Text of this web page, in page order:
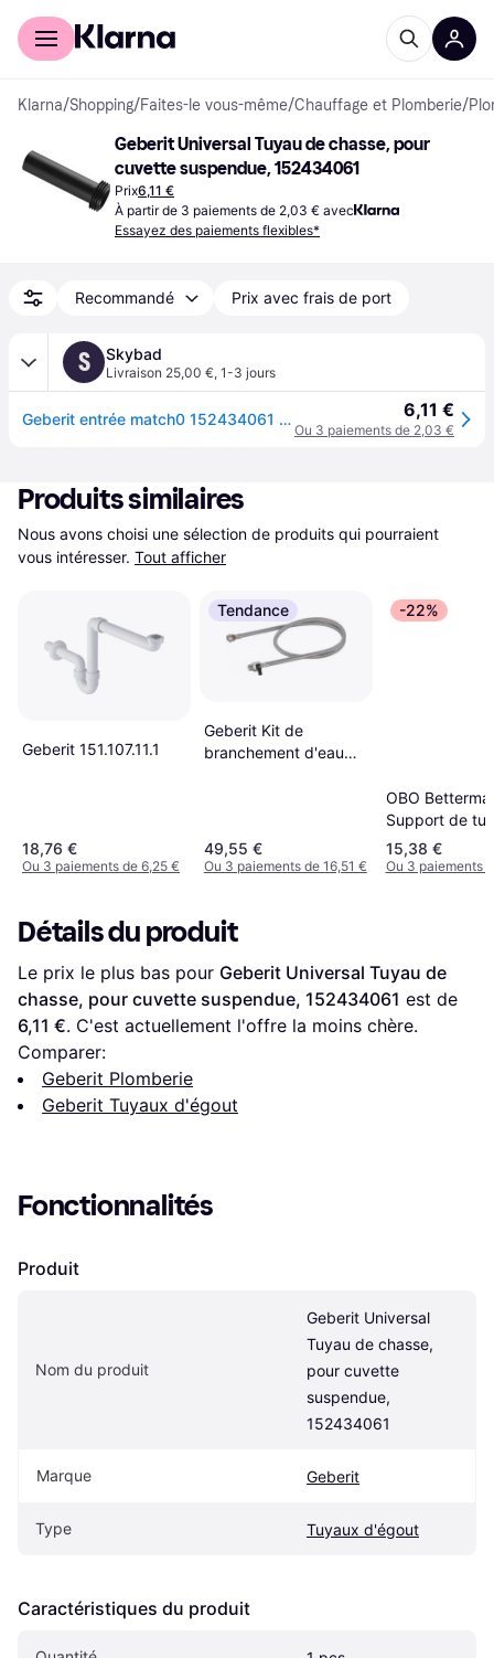
Acheter avec Klarna
Klarna/Shopping/Faites-le vous-même/Chauffage et Plomberie/
Geberit Universal Tuyau de chasse, pour
cuvette suspendue, 152434061
Prix6,11 €
À partir de 3 paiements de 2,03 € avec
Essayez des paiements flexibles*
Recommandé Prix avec frais de port
S Skybad
Livraison 25,00 €, 1-3 jours
Geberit entrée match0 152434061 Ø 55 mm, avec joint en caoutchouc pour buse 6,11 €
Ou 3 paiements de 2,03 €
Produits similaires
Nous avons choisi une sélection de produits qui pourraient
vous intéresser. Tout afficher
Geberit 151.107.11.1
18,76 €
Ou 3 paiements de 6,25 €
Tendance
Geberit Kit de
branchement d'eau
49,55 €
Ou 3 paiements de 16,51 €
-22%
OBO
Support de
clair M40
15,38 €
Ou 3 paiements
Détails du produit
Le prix le plus bas pour Geberit Universal Tuyau de
chasse, pour cuvette suspendue, 152434061
6,11 €. C'est actuellement l'offre la moins chère.
Comparer:
Geberit Plomberie
Geberit Tuyaux d'égout
Fonctionnalités
Produit
Nom du produit
Geberit Universal
Tuyau de chasse,
pour cuvette
suspendue,
152434061
Marque Geberit
Type Tuyaux d'égout
Caractéristiques du produit